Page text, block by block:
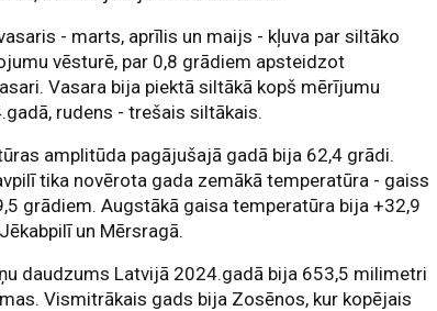
- marts, aprīlis un maijs - kļuva par siltāko
vēsturē, par 0,8 grādiem apsteidzot
Vasara bija piektā siltākā kopš mērījumu
rudens - trešais siltākais.
amplitūda pagājušajā gadā bija 62,4 grādi.
tika novērota gada zemākā temperatūra - gaiss
grādiem. Augstākā gaisa temperatūra bija +32,9
un Mērsragā.
daudzums Latvijā 2024.gadā bija 653,5 milimetri
Vismitrākais gads bija Zosēnos, kur kopējais